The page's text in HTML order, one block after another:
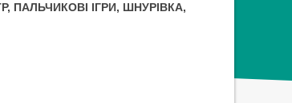
ПАЛЬЧИКОВІ ІГРИ, ШНУРІВКА,